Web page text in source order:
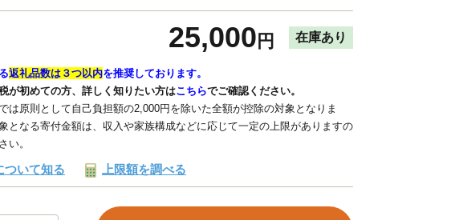
25,000 円 在庫あり
返礼品数は３つ以内を推奨しております。
が初めての方、詳しく知りたい方はこちらでご確認ください。
は原則として自己負担額の2,000円を除いた全額が控除の対象となりま
となる寄付金額は、収入や家族構成などに応じて一定の上限がありますの
い。
ついて知る 上限額を調べる